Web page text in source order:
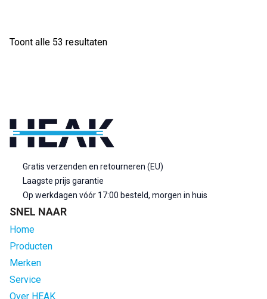
Toont alle 53 resultatenGesorteerd
Gratis verzenden en retourneren (EU)
Laagste prijs garantie
Op werkdagen vóór 17:00 besteld, morgen in huis
SNEL NAAR
Home
Producten
Merken
Service
Over HEAK